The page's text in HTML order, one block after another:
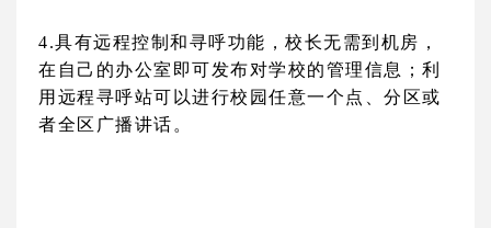
4.具有远程控制和寻呼功能，校长无需到机房，
在自己的办公室即可发布对学校的管理信息；利
用远程寻呼站可以进行校园任意一个点、分区或
者全区广播讲话。